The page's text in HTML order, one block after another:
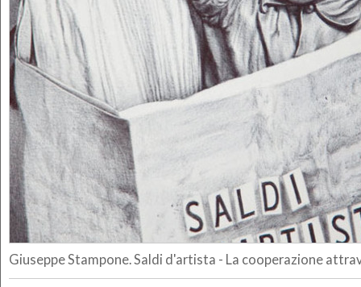
Giuseppe Stampone. Saldi d'artista - La cooperazione